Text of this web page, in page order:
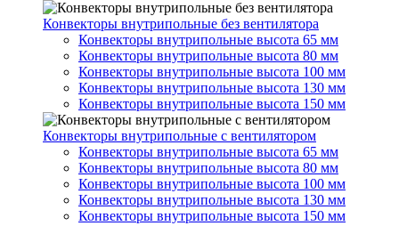
Конвекторы внутрипольные без вентилятора
Конвекторы внутрипольные высота 65 мм
Конвекторы внутрипольные высота 80 мм
Конвекторы внутрипольные высота 100 мм
Конвекторы внутрипольные высота 130 мм
Конвекторы внутрипольные высота 150 мм
Конвекторы внутрипольные с вентилятором
Конвекторы внутрипольные высота 65 мм
Конвекторы внутрипольные высота 80 мм
Конвекторы внутрипольные высота 100 мм
Конвекторы внутрипольные высота 130 мм
Конвекторы внутрипольные высота 150 мм